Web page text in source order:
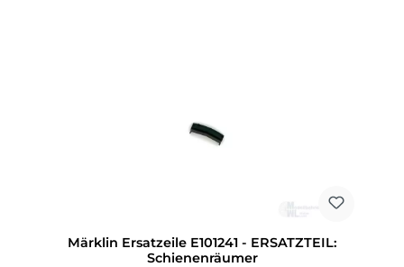
Märklin Ersatzeile E101241 - ERSATZTEIL:
Schienenräumer